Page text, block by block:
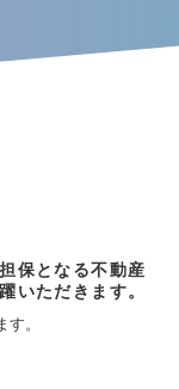
保となる不動産
いただきます。
。